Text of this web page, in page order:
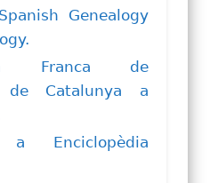
Genealogy
Franca de
de Catalunya a
a Enciclopèdia